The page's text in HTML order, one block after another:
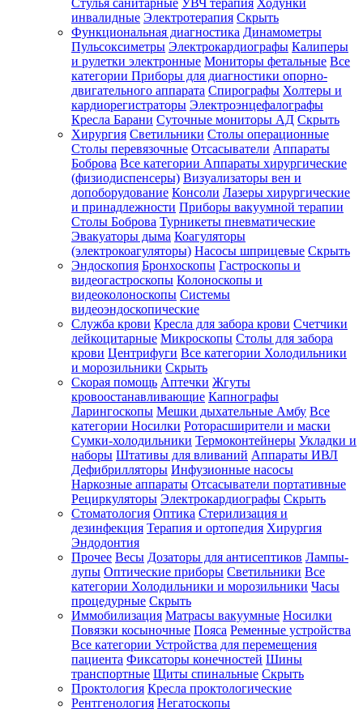
Стулья санитарные УВЧ терапия Ходунки
инвалидные Электротерапия Скрыть
Функциональная диагностика Динамометры
Пульсоксиметры Электрокардиографы Калиперы
и рулетки электронные Мониторы фетальные Все
категории Приборы для диагностики опорно-
двигательного аппарата Спирографы Холтеры и
кардиорегистраторы Электроэнцефалографы
Кресла Барани Суточные мониторы АД Скрыть
Хирургия Светильники Столы операционные
Столы перевязочные Отсасыватели Аппараты
Боброва Все категории Аппараты хирургические
(физиодиспенсеры) Визуализаторы вен и
допоборудование Консоли Лазеры хирургические
и принадлежности Приборы вакуумной терапии
Столы Боброва Турникеты пневматические
Эвакуаторы дыма Коагуляторы
(электрокоагуляторы) Насосы шприцевые Скрыть
Эндоскопия Бронхоскопы Гастроскопы и
видеогастроскопы Колоноскопы и
видеоколоноскопы Системы
видеоэндоскопические
Служба крови Кресла для забора крови Счетчики
лейкоцитарные Микроскопы Столы для забора
крови Центрифуги Все категории Холодильники
и морозильники Скрыть
Скорая помощь Аптечки Жгуты
кровоостанавливающие Капнографы
Ларингоскопы Мешки дыхательные Амбу Все
категории Носилки Роторасширители и маски
Сумки-холодильники Термоконтейнеры Укладки и
наборы Штативы для вливаний Аппараты ИВЛ
Дефибрилляторы Инфузионные насосы
Наркозные аппараты Отсасыватели портативные
Рециркуляторы Электрокардиографы Скрыть
Стоматология Оптика Стерилизация и
дезинфекция Терапия и ортопедия Хирургия
Эндодонтия
Прочее Весы Дозаторы для антисептиков Лампы-
лупы Оптические приборы Светильники Все
категории Холодильники и морозильники Часы
процедурные Скрыть
Иммобилизация Матрасы вакуумные Носилки
Повязки косыночные Пояса Ременные устройства
Все категории Устройства для перемещения
пациента Фиксаторы конечностей Шины
транспортные Щиты спинальные Скрыть
Проктология Кресла проктологические
Рентгенология Негатоскопы